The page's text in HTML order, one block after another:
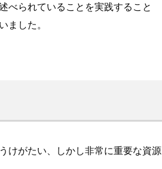
べられていることを実践すること
ました。
けがたい、しかし非常に重要な資源